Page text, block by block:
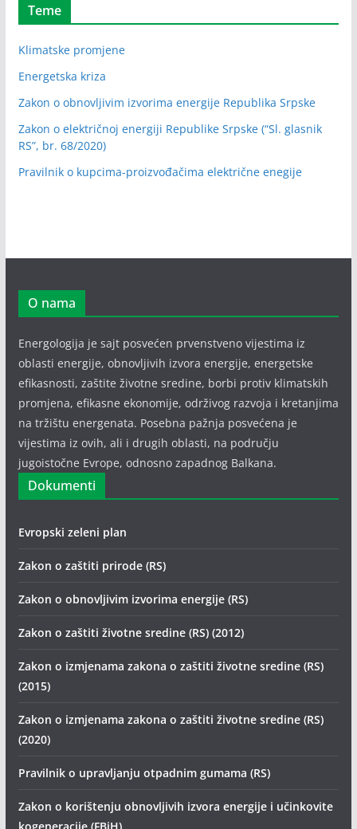
Teme
Klimatske promjene
Energetska kriza
Zakon o obnovljivim izvorima energije Republika Srpske
Zakon o električnoj energiji Republike Srpske (“Sl. glasnik
RS”, br. 68/2020)
Pravilnik o kupcima-proizvođačima električne enegije
O nama
Energologija je sajt posvećen prvenstveno vijestima iz
oblasti energije, obnovljivih izvora energije, energetske
efikasnosti, zaštite životne sredine, borbi protiv klimatskih
promjena, efikasne ekonomije, održivog razvoja i kretanjima
na tržištu energenata. Posebna pažnja posvećena je
vijestima iz ovih, ali i drugih oblasti, na području
jugoistočne Evrope, odnosno zapadnog Balkana.
Dokumenti
Evropski zeleni plan
Zakon o zaštiti prirode (RS)
Zakon o obnovljivim izvorima energije (RS)
Zakon o zaštiti životne sredine (RS) (2012)
Zakon o izmjenama zakona o zaštiti životne sredine (RS)
(2015)
Zakon o izmjenama zakona o zaštiti životne sredine (RS)
(2020)
Pravilnik o upravljanju otpadnim gumama (RS)
Zakon o korištenju obnovljivih izvora energije i učinkovite